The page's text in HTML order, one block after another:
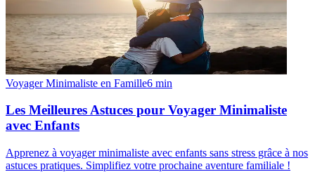
Voyager Minimaliste en Famille6 min
Les Meilleures Astuces pour Voyager Minimaliste
avec Enfants
Apprenez à voyager minimaliste avec enfants sans stress grâce à nos
astuces pratiques. Simplifiez votre prochaine aventure familiale !